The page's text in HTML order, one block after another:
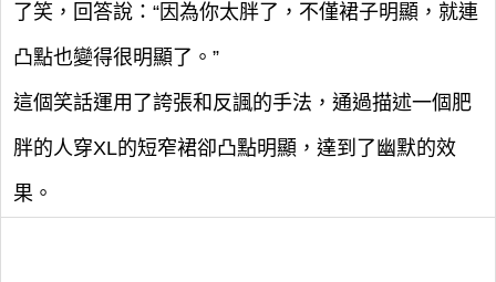
了笑，回答說：“因為你太胖了，不僅裙子明顯，就連
凸點也變得很明顯了。”
這個笑話運用了誇張和反諷的手法，通過描述一個肥
胖的人穿XL的短窄裙卻凸點明顯，達到了幽默的效
果。